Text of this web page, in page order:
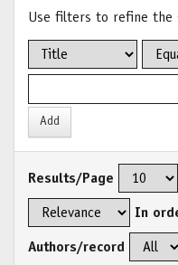
Use filters to refine the
Results/Page
In
Authors/record